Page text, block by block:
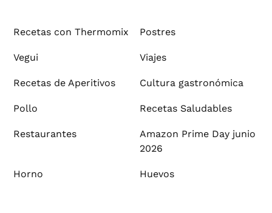
Recetas con Thermomix Postres
Vegui Viajes
Recetas de Aperitivos Cultura gastronómica
Pollo Recetas Saludables
Restaurantes
Amazon Prime Day junio
2026
Horno Huevos